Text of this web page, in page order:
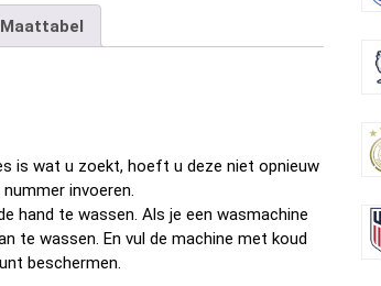
tt
er
ail
es di dI n
Maattabel
is wat u zoekt, hoeft u deze niet opnieuw
invoeren.
hand te wassen. Als je een wasmachine
te wassen. En vul de machine met koud
beschermen.